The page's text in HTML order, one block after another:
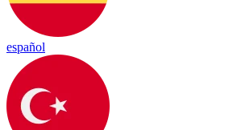
español